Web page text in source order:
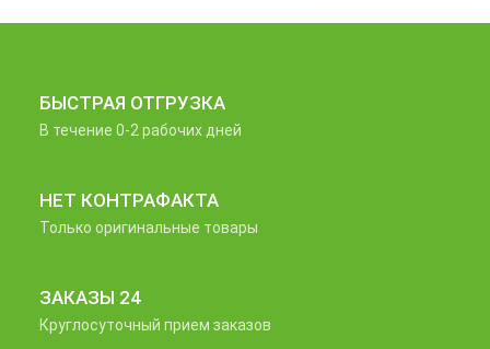
БЫСТРАЯ ОТГРУЗКА
В течение 0-2 рабочих дней
НЕТ КОНТРАФАКТА
Только оригинальные товары
ЗАКАЗЫ 24
Круглосуточный прием заказов